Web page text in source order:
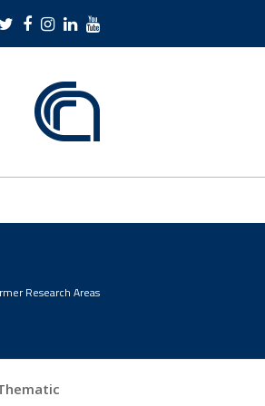
Twitter
Facebook
Instagram
LinkedIn
Youtube
Research Areas